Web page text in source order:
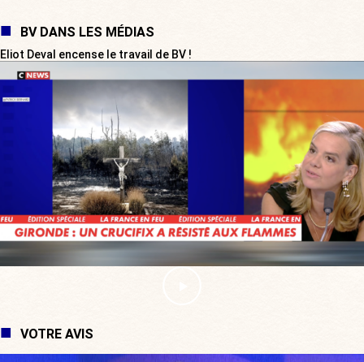
BV DANS LES MÉDIAS
Eliot Deval encense le travail de BV !
VOTRE AVIS